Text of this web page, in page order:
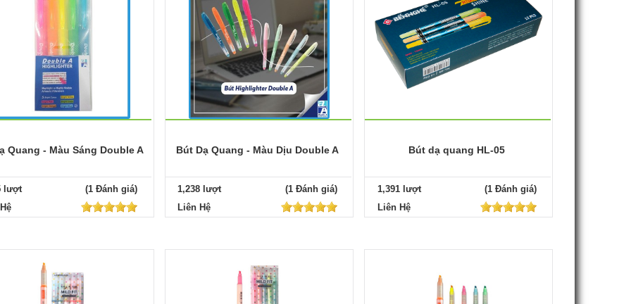
Quang - Màu Sáng Double A
lượt
(1 Đánh giá)
Bút Dạ Quang - Màu Dịu Double A
1,238 lượt
(1 Đánh giá)
Liên Hệ
Bút dạ quang HL-05
1,391 lượt
(1 Đánh giá)
Liên Hệ